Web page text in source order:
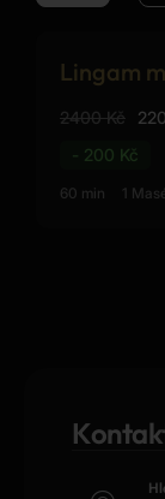
Lingam
2400 Kč
- 200 Kč
60 min 1